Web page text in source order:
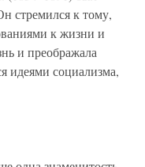
стремился к тому,
к жизни и
и преображала
идеями социализма,